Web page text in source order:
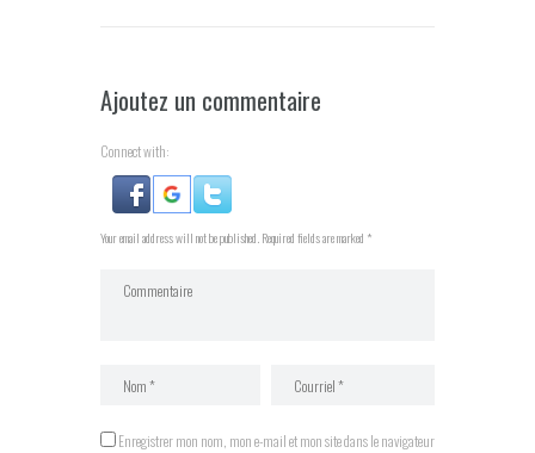
Ajoutez un commentaire
Connect with:
Your email address will not be published. Required fields are marked *
Enregistrer mon nom, mon e-mail et mon site dans le navigateur